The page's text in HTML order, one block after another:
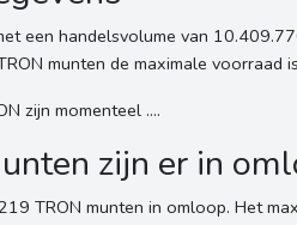
een handelsvolume van
munten de maximale voorraad
zijn momenteel ....
zijn er in
TRON munten in omloop. Het